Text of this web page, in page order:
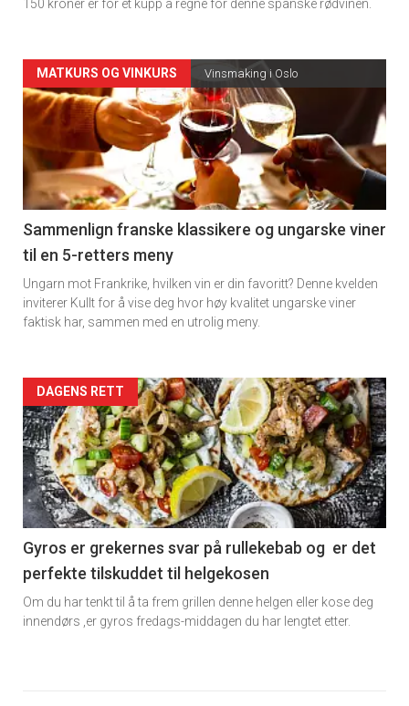
150 kroner er for et kupp å regne for denne spanske rødvinen.
Forsiden
akkurat
nå
-
5
MATKURS OG VINKURS Vinsmaking i Oslo
Sammenlign franske klassikere og ungarske viner
til en 5-retters meny
Ungarn mot Frankrike, hvilken vin er din favoritt? Denne kvelden
inviterer Kullt for å vise deg hvor høy kvalitet ungarske viner
faktisk har, sammen med en utrolig meny.
Forsiden
akkurat
nå
-
6
DAGENS RETT
Gyros er grekernes svar på rullekebab og er det
perfekte tilskuddet til helgekosen
Om du har tenkt til å ta frem grillen denne helgen eller kose deg
innendørs ,er gyros fredags-middagen du har lengtet etter.